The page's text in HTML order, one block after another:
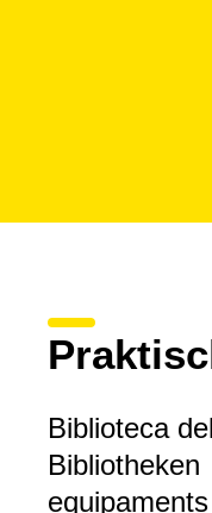
Biblioteca
Bibliotheken